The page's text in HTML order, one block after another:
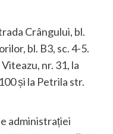
Crângului, bl.
bl. B3, sc. 4-5.
nr. 31, la
și la Petrila str.
administrației